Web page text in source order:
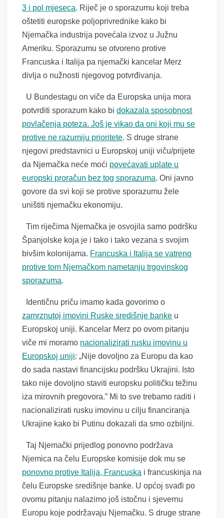
3 i pol mjeseca. Riječ je o sporazumu koji treba
oštetiti europske poljoprivrednike kako bi
Njemačka industrija povećala izvoz u Južnu
Ameriku. Sporazumu se otvoreno protive
Francuska i Italija pa njemački kancelar Merz
divlja o nužnosti njegovog potvrđivanja.
U Bundestagu on viče da Europska unija mora
potvrditi sporazum kako bidokazala sposobnost
povlačenja poteza. Još je vikao da oni koji mu se
protive ne razumiju prioritete. S druge strane
njegovi predstavnici u Europskoj uniji viču/prijete
da Njemačka neće moći povećavati uplate u
europski proračun bez tog sporazuma. Oni javno
govore da svi koji se protive sporazumu žele
uništiti njemačku ekonomiju.
Tim riječima Njemačka je osvojila samo podršku
Španjolske koja je i tako i tako vezana s svojim
bivšim kolonijama. Francuska i Italija se vatreno
protive tom Njemačkom nametanju trgovinskog
sporazuma.
Identičnu priču imamo kada govorimo o
zamrznutoj imovini Ruske središnje banke u
Europskoj uniji. Kancelar Merz po ovom pitanju
viče mi moramo nacionalizirati rusku imovinu u
Europskoj uniji: „Nije dovoljno za Europu da kao
do sada nastavi financijsku podršku Ukrajini. Isto
tako nije dovoljno staviti europsku političku težinu
iza mirovnih pregovora.” Mi to sve trebamo raditi i
nacionalizirati rusku imovinu u cilju financiranja
Ukrajine kako bi Putinu dokazali da smo ozbiljni.
Taj Njemački prijedlog ponovno podržava
Njemica na čelu Europske komisije dok mu se
ponovno protive Italija, Francuska i francuskinja na
čelu Europske središnje banke. U općoj svađi po
ovomu pitanju nalazimo još istočnu i sjevernu
Europu koje podržavaju Njemačku. S druge strane